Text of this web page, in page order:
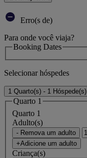
Erro(s de)
Para onde você viaja?
Booking Dates
Selecionar hóspedes
1 Quarto(s) - 1 Hóspede(s)
Quarto 1
Quarto 1
Adulto(s)
- Remova um adulto
+Adicione um adulto
Criança(s)